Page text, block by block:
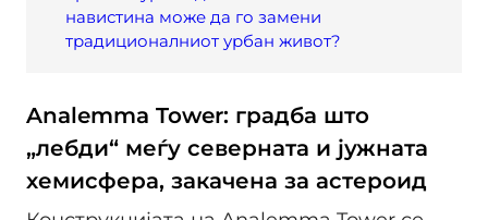
навистина може да го замени
традиционалниот урбан живот?
Analemma Tower: градба што
„лебди“ меѓу северната и јужната
хемисфера, закачена за астероид